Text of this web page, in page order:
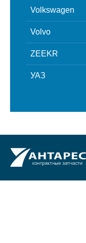
Volkswagen
Volvo
ZEEKR
УАЗ